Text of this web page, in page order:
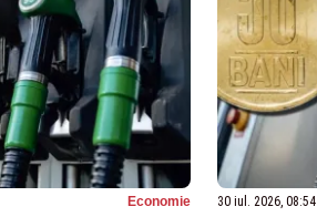
Economie 30 iul. 2026, 08:54